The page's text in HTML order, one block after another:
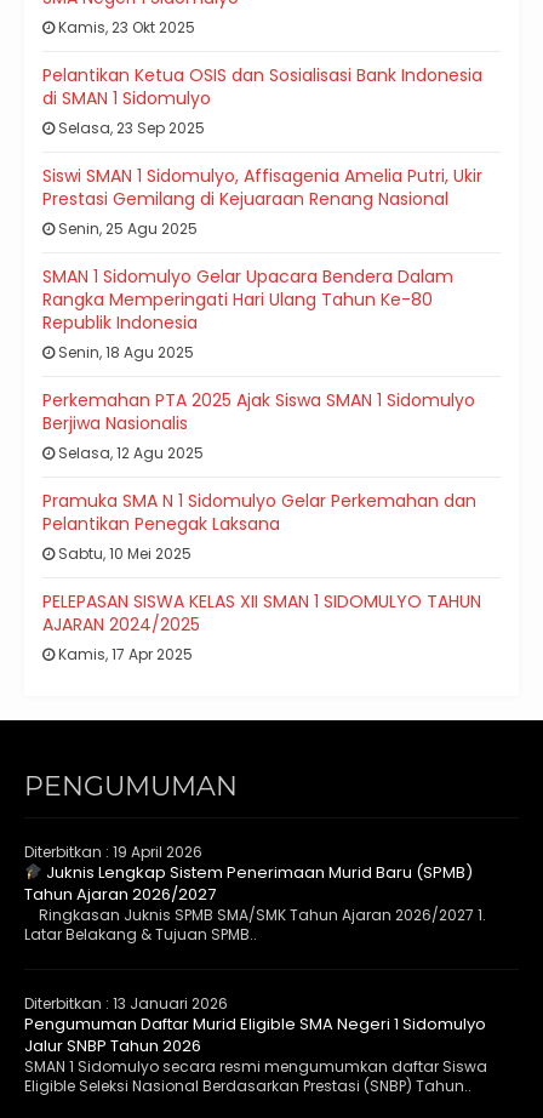
Kamis, 23 Okt 2025
Pelantikan Ketua OSIS dan Sosialisasi Bank Indonesia
di SMAN 1 Sidomulyo
Selasa, 23 Sep 2025
Siswi SMAN 1 Sidomulyo, Affisagenia Amelia Putri, Ukir
Prestasi Gemilang di Kejuaraan Renang Nasional
Senin, 25 Agu 2025
SMAN 1 Sidomulyo Gelar Upacara Bendera Dalam
Rangka Memperingati Hari Ulang Tahun Ke-80
Republik Indonesia
Senin, 18 Agu 2025
Perkemahan PTA 2025 Ajak Siswa SMAN 1 Sidomulyo
Berjiwa Nasionalis
Selasa, 12 Agu 2025
Pramuka SMA N 1 Sidomulyo Gelar Perkemahan dan
Pelantikan Penegak Laksana
Sabtu, 10 Mei 2025
PELEPASAN SISWA KELAS XII SMAN 1 SIDOMULYO TAHUN
AJARAN 2024/2025
Kamis, 17 Apr 2025
PENGUMUMAN
Diterbitkan : 19 April 2026
Juknis Lengkap Sistem Penerimaan Murid Baru (SPMB)
Tahun Ajaran 2026/2027
Ringkasan Juknis SPMB SMA/SMK Tahun Ajaran 2026/2027 1.
Latar Belakang & Tujuan SPMB..
Diterbitkan : 13 Januari 2026
Pengumuman Daftar Murid Eligible SMA Negeri 1 Sidomulyo
Jalur SNBP Tahun 2026
SMAN 1 Sidomulyo secara resmi mengumumkan daftar Siswa
Eligible Seleksi Nasional Berdasarkan Prestasi (SNBP) Tahun..